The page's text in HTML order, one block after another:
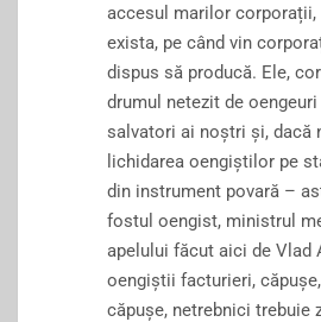
accesul marilor corporații,
exista, pe când vin
dispus să producă. Ele,
drumul netezit de
salvatori ai noștri și, dacă
lichidarea oengiștilor pe
din instrument povară –
fostul oengist, ministrul
apelului făcut aici de Vlad
oengiștii facturieri,
căpușe, netrebnici trebuie